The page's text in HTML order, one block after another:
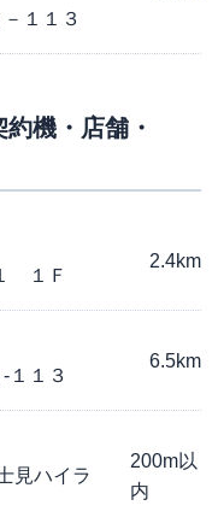
１１３
機・店舗・
１Ｆ
2.4km
１１３
6.5km
見ハイラ
200m以
内